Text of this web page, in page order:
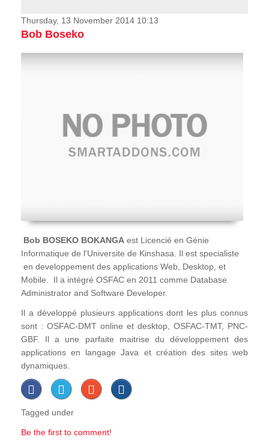
News & Stories
Thursday, 13 November 2014 10:13
Bob Boseko
Bob BOSEKO BOKANGA est Licencié en Génie
Informatique de l'Universite de Kinshasa. Il est specialiste
en developpement des applications Web, Desktop, et
Mobile. Il a intégré OSFAC en 2011 comme Database
Administrator and Software Developer.
Il a développé plusieurs applications dont les plus connus
sont : OSFAC-DMT online et desktop, OSFAC-TMT, PNC-
GBF. Il a une parfaite maitrise du développement des
applications en langage Java et création des sites web
dynamiques.
Tagged under
Be the first to comment!